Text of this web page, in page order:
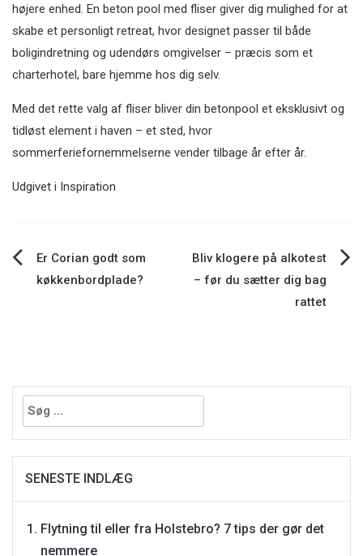
højere enhed. En beton pool med fliser giver dig mulighed for at
skabe et personligt retreat, hvor designet passer til både
boligindretning og udendørs omgivelser – præcis som et
charterhotel, bare hjemme hos dig selv.
Med det rette valg af fliser bliver din betonpool et eksklusivt og
tidløst element i haven – et sted, hvor
sommerferiefornemmelserne vender tilbage år efter år.
Udgivet i Inspiration
Indlægsnavigation
Er Corian godt som
køkkenbordplade?
Bliv klogere på alkotest
– før du sætter dig bag
rattet
Søg
efter:
SENESTE INDLÆG
Flytning til eller fra Holstebro? 7 tips der gør det
nemmere